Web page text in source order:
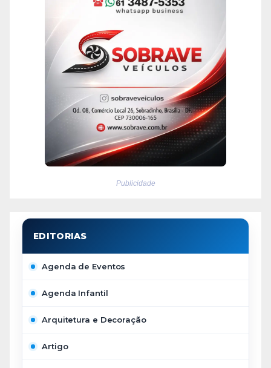
Publicidade
Agenda de Eventos
Agenda Infantil
Arquitetura e Decoração
Artigo